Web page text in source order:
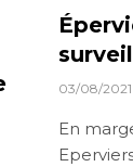
03/08/2021
En